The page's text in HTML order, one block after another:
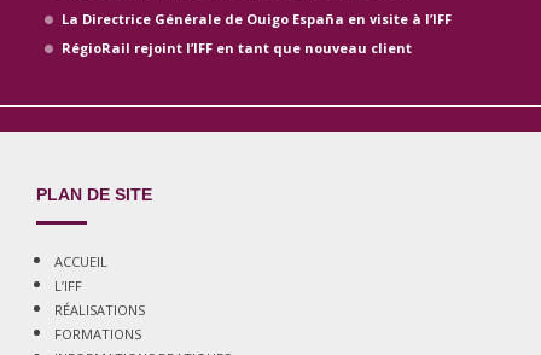
La Directrice Générale de Ouigo España en visite à l’IFF
RégioRail rejoint l’IFF en tant que nouveau client
PLAN DE SITE
ACCUEIL
L’IFF
RÉALISATIONS
FORMATIONS